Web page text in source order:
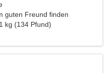
guten Freund finden
kg (134 Pfund)